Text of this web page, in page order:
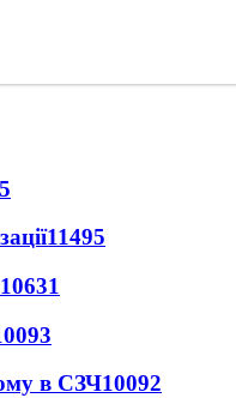
11495
10631
в СЗЧ10092